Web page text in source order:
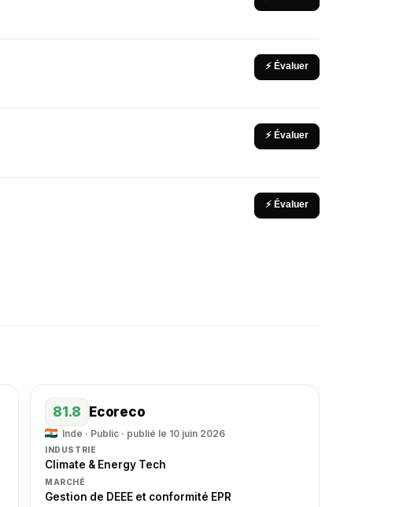
⚡ Évaluer
⚡ Évaluer
⚡ Évaluer
81.8 Ecoreco
Inde · Public · publié le 10 juin 2026
INDUSTRIE
Climate & Energy Tech
MARCHÉ
Gestion de DEEE et conformité EPR